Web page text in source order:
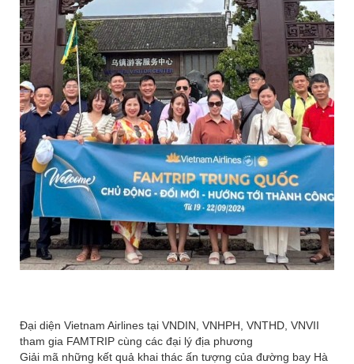
Đại diện Vietnam Airlines tại VNDIN, VNHPH, VNTHD, VNVII
tham gia FAMTRIP cùng các đại lý địa phương
Giải mã những kết quả khai thác ấn tượng của đường bay Hà